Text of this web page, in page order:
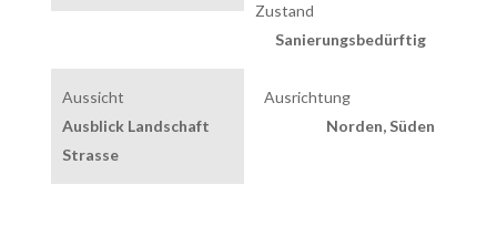
Zustand
Sanierungsbedürftig
Ausrichtung
Norden, Süden
Aussicht
Ausblick Landschaft
Strasse